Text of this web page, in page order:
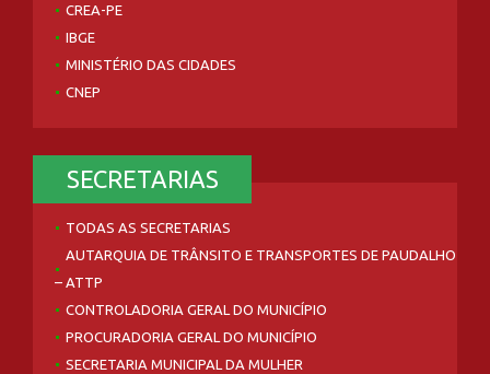
CREA-PE
IBGE
MINISTÉRIO DAS CIDADES
CNEP
SECRETARIAS
TODAS AS SECRETARIAS
AUTARQUIA DE TRÂNSITO E TRANSPORTES DE PAUDALHO
– ATTP
CONTROLADORIA GERAL DO MUNICÍPIO
PROCURADORIA GERAL DO MUNICÍPIO
SECRETARIA MUNICIPAL DA MULHER